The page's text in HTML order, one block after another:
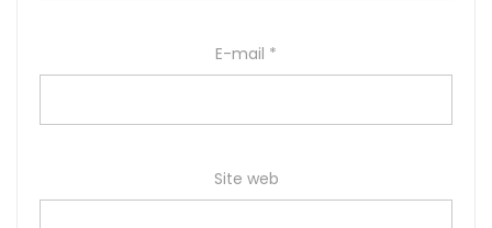
E-mail *
Site web